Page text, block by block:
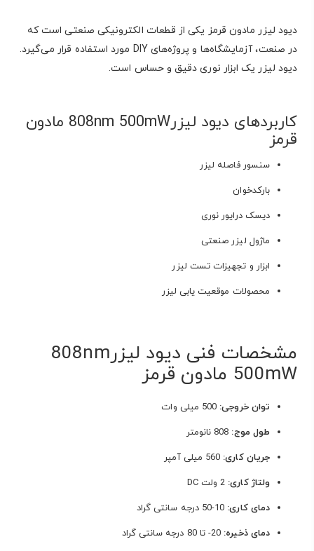
دیود لیزر مادون قرمز یکی از قطعات الکترونیکی صنعتی است که
در صنعت، آزمایشگاه‌ها و پروژه‌های DIY مورد استفاده قرار می‌گیرد.
دیود لیزر یک ابزار نوری دقیق و حساس است.
کاربردهای دیود لیزر808nm 500mW مادون
قرمز
سنسور فاصله لیزر
بارکدخوان
دیسک درایور نوری
ماژول لیزر صنعتی
ابزار و تجهیزات تست لیزر
محصولات موقعیت یابی لیزر
مشخصات فنی دیود لیزر808nm
500mW مادون قرمز
توان خروجی: 500 میلی وات
طول موج: 808 نانومتر
جریان کاری: 560 میلی آمپر
ولتاژ کاری: 2 ولت DC
دمای کاری: 10-50 درجه سانتی گراد
دمای ذخیره: 20- تا 80 درجه سانتی گراد